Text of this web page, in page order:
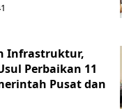
Infrastruktur,
Perbaikan 11
Pusat dan